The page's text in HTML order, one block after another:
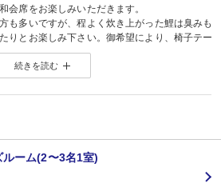
会席をお楽しみいただきます。
も多いですが、程よく炊き上がった鯉は臭み
りとお楽しみ下さい。御希望により、椅子テー
、煮物、焼物、鍋物、揚物、御飯、香物、留
る場合もあります
お正月料理となります。
（蟹自体がＮＧなど）については対応して
続きを読む
ーム(2〜3名1室)